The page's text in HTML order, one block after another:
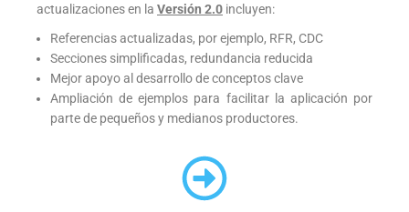
actualizaciones en la Versión 2.0 incluyen:
Referencias actualizadas, por ejemplo, RFR, CDC
Secciones simplificadas, redundancia reducida
Mejor apoyo al desarrollo de conceptos clave
Ampliación de ejemplos para facilitar la aplicación por
parte de pequeños y medianos productores.